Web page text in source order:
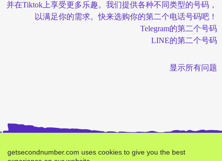
并在Tiktok上享受更多乐趣。我们提供各种不同类型的号码，
以满足你的需求。快来选购你的第二个电话号码吧！
Telegram的第二个号码
LINE的第二个号码
显示所有问题
getsecondnumber.com uses cookies to give you the best